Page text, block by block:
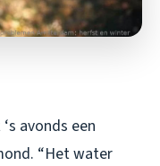
avonds een
“Het water